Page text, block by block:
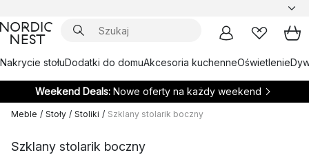
Nakrycie stołuDodatki do domuAkcesoria kuchenneOświetlenie
Weekend Deals: Nowe oferty na każdy weekend
Meble / Stoły / Stoliki / Szklany stolarik boczny
Szklany stolarik boczny